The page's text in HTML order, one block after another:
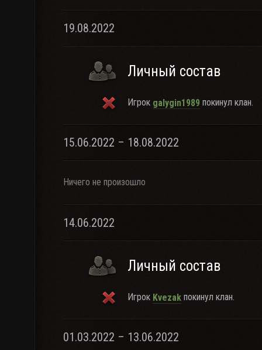
19.08.2022
Личный состав
Игрок galygin1989 покинул клан.
15.06.2022 – 18.08.2022
Ничего не произошло
14.06.2022
Личный состав
Игрок Kvezak покинул клан.
01.03.2022 – 13.06.2022